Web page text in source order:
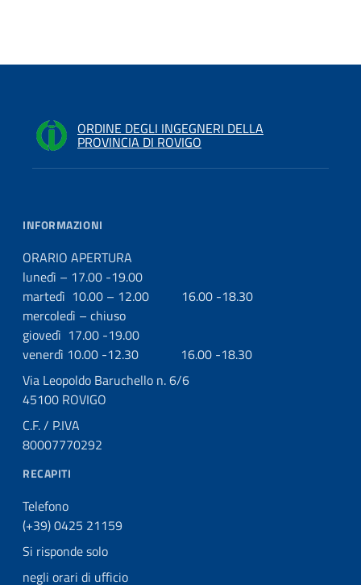
ORDINE DEGLI INGEGNERI DELLA
PROVINCIA DI ROVIGO
INFORMAZIONI
ORARIO APERTURA
lunedì – 17.00 -19.00
martedì 10.00 – 12.00 16.00 -18.30
mercoledì – chiuso
giovedì 17.00 -19.00
venerdì 10.00 -12.30 16.00 -18.30
Via Leopoldo Baruchello n. 6/6
45100 ROVIGO
C.F. / P.IVA
80007770292
RECAPITI
Telefono
(+39) 0425 21159
Si risponde solo
negli orari di ufficio